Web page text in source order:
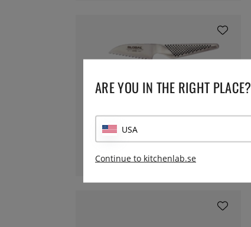
GLOBAL
Tomatkniv GS-9, 8cm - Global
1229:-
ARE YOU IN THE RIGHT PLACE?
USA
Continue to kitchenlab.se